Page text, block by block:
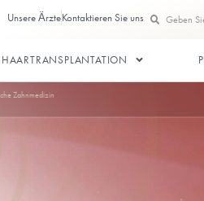
Unsere ÄrzteKontaktieren
»Kosmetische Zahnmedizin